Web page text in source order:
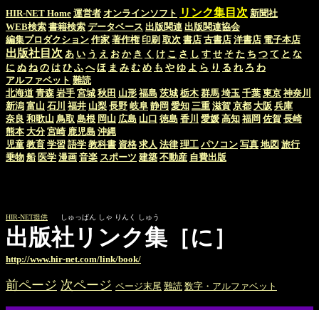
HIR-NET Home 運営者 オンラインソフト リンク集目次 新聞社
WEB検索 書籍検索 データベース 出版関連 出版関連協会
編集プロダクション 作家 著作権 印刷 取次 書店 古書店 洋書店 電子本店
出版社目次 あ い う え お か き く け こ さ し す せ そ た ち つ て と な
に ぬ ね の は ひ ふ へ ほ ま み む め も や ゆ よ ら り る れ ろ わ
アルファベット 難読
北海道 青森 岩手 宮城 秋田 山形 福島 茨城 栃木 群馬 埼玉 千葉 東京 神奈川
新潟 富山 石川 福井 山梨 長野 岐阜 静岡 愛知 三重 滋賀 京都 大阪 兵庫
奈良 和歌山 鳥取 島根 岡山 広島 山口 徳島 香川 愛媛 高知 福岡 佐賀 長崎
熊本 大分 宮崎 鹿児島 沖縄
児童 教育 学習 語学 教科書 資格 求人 法律 理工 パソコン 写真 地図 旅行
乗物 船 医学 漫画 音楽 スポーツ 建築 不動産 自費出版
HIR-NET提供 しゅっぱん しゃ りんく しゅう
出版社リンク集［に］
http://www.hir-net.com/link/book/
前ページ 次ページ ページ末尾 難読 数字・アルファベット